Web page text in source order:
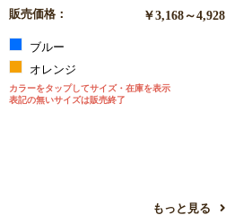
販売価格： ￥3,168～4,928
ブルー
オレンジ
カラーをタップしてサイズ・在庫を表示
表記の無いサイズは販売終了
もっと見る